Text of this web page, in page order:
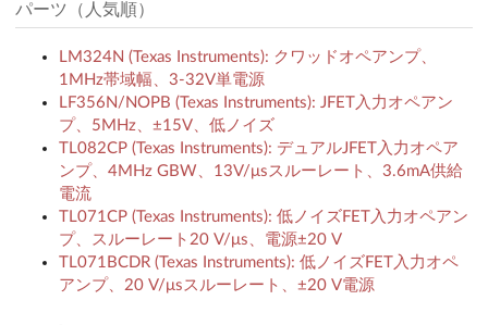
パーツ（人気順）
LM324N (Texas Instruments): クワッドオペアンプ、
1MHz帯域幅、3-32V単電源
LF356N/NOPB (Texas Instruments): JFET入力オペアン
プ、5MHz、±15V、低ノイズ
TL082CP (Texas Instruments): デュアルJFET入力オペア
ンプ、4MHz GBW、13V/μsスルーレート、3.6mA供給
電流
TL071CP (Texas Instruments): 低ノイズFET入力オペアン
プ、スルーレート20 V/μs、電源±20 V
TL071BCDR (Texas Instruments): 低ノイズFET入力オペ
アンプ、20 V/μsスルーレート、±20 V電源